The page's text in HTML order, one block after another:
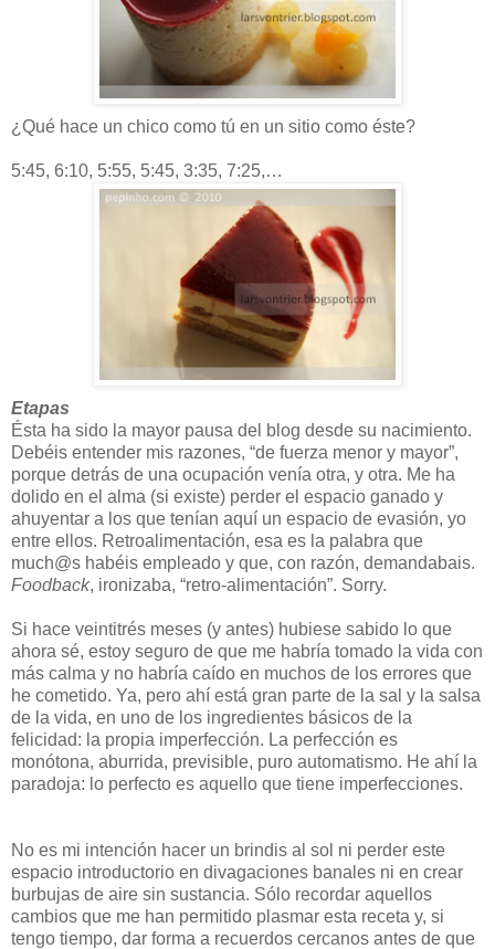
¿Qué hace un chico como tú en un sitio como éste?
5:45, 6:10, 5:55, 5:45, 3:35, 7:25,…
Etapas
Ésta ha sido la mayor pausa del blog desde su nacimiento.
Debéis entender mis razones, “de fuerza menor y mayor”,
porque detrás de una ocupación venía otra, y otra. Me ha
dolido en el alma (si existe) perder el espacio ganado y
ahuyentar a los que tenían aquí un espacio de evasión, yo
entre ellos. Retroalimentación, esa es la palabra que
much@s habéis empleado y que, con razón, demandabais.
Foodback, ironizaba, “retro-alimentación”. Sorry.
Si hace veintitrés meses (y antes) hubiese sabido lo que
ahora sé, estoy seguro de que me habría tomado la vida con
más calma y no habría caído en muchos de los errores que
he cometido. Ya, pero ahí está gran parte de la sal y la salsa
de la vida, en uno de los ingredientes básicos de la
felicidad: la propia imperfección. La perfección es
monótona, aburrida, previsible, puro automatismo. He ahí la
paradoja: lo perfecto es aquello que tiene imperfecciones.
No es mi intención hacer un brindis al sol ni perder este
espacio introductorio en divagaciones banales ni en crear
burbujas de aire sin sustancia. Sólo recordar aquellos
cambios que me han permitido plasmar esta receta y, si
tengo tiempo, dar forma a recuerdos cercanos antes de que